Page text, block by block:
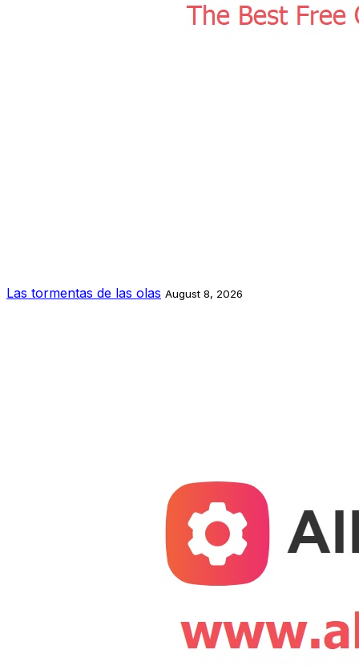
Las tormentas de las olas August 8, 2026